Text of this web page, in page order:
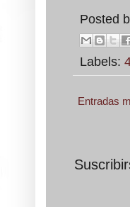
Posted
Labels:
Entradas